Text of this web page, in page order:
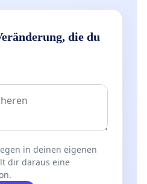
die du
in deinen eigenen
dir daraus eine